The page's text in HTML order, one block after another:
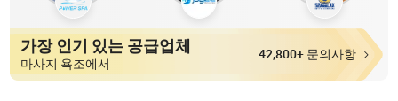
가장 인기 있는 공급업체
마사지 욕조에서
42,800+ 문의사항